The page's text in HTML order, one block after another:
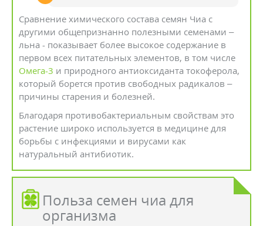
Сравнение химического состава семян Чиа с
другими общепризнанно полезными семенами –
льна - показывает более высокое содержание в
первом всех питательных элементов, в том числе
Омега-3 и природного антиоксиданта токоферола,
который борется против свободных радикалов –
причины старения и болезней.
Благодаря противобактериальным свойствам это
растение широко используется в медицине для
борьбы с инфекциями и вирусами как
натуральный антибиотик.
Польза семен чиа для
организма